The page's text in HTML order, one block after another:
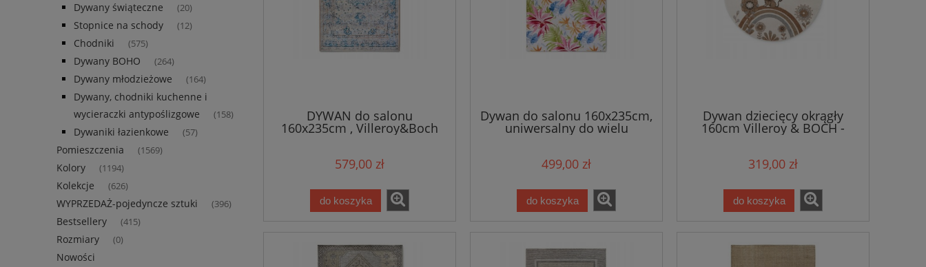
Dywany świąteczne (20)
Stopnice na schody (12)
Chodniki (575)
Dywany BOHO (264)
Dywany młodzieżowe (164)
Dywany, chodniki kuchenne i
wycieraczki antypoślizgowe
(158)
Dywaniki łazienkowe (57)
Pomieszczenia (1569)
Kolory (1194)
Kolekcje (626)
WYPRZEDAŻ-pojedyncze sztuki (396)
Bestsellery (415)
Rozmiary (0)
Nowości
DYWAN do salonu
160x235cm , Villeroy&Boch
RENE,blękitny wzór orientalny
wewnętrzny
579,00 zł
do koszyka
Dywan do salonu 160x235cm,
uniwersalny do wielu
pomieszczeń Villeroy&BOCH
499,00 zł
do koszyka
Dywan dziecięcy okrągły
160cm Villeroy & BOCH -
beżowo kremowy, wesoły lew
319,00 zł
do koszyka